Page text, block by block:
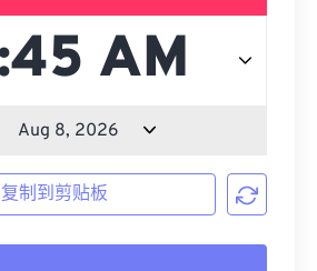
复制到剪贴板